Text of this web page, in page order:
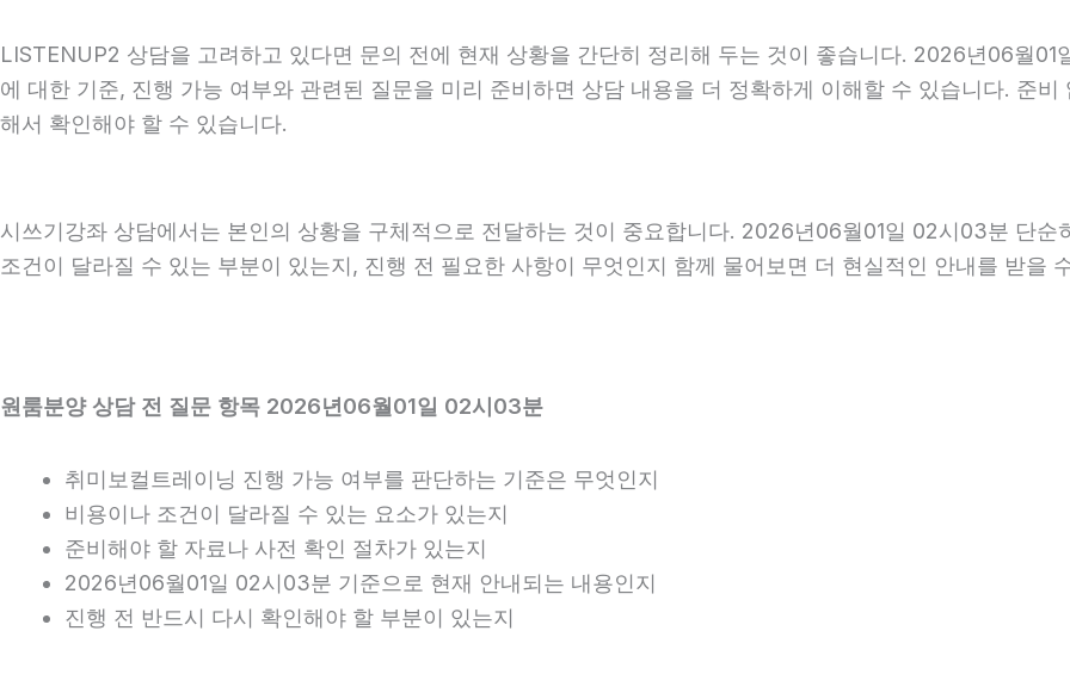
LISTENUP2 상담을 고려하고 있다면 문의 전에 현재 상황을 간단히 정리해 두는 것이 좋습니다. 2026년06월
에 대한 기준, 진행 가능 여부와 관련된 질문을 미리 준비하면 상담 내용을 더 정확하게 이해할 수 있습니다. 준
해서 확인해야 할 수 있습니다.
시쓰기강좌 상담에서는 본인의 상황을 구체적으로 전달하는 것이 중요합니다. 2026년06월01일 02시03분 단
조건이 달라질 수 있는 부분이 있는지, 진행 전 필요한 사항이 무엇인지 함께 물어보면 더 현실적인 안내를 받을
원룸분양 상담 전 질문 항목 2026년06월01일 02시03분
취미보컬트레이닝 진행 가능 여부를 판단하는 기준은 무엇인지
비용이나 조건이 달라질 수 있는 요소가 있는지
준비해야 할 자료나 사전 확인 절차가 있는지
2026년06월01일 02시03분 기준으로 현재 안내되는 내용인지
진행 전 반드시 다시 확인해야 할 부분이 있는지